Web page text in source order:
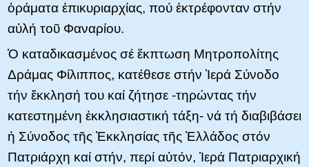
ὁράματα ἐπικυριαρχίας, πού ἐκτρέφονταν στήν
αὐλή τοῦ Φαναρίου.
Ὁ καταδικασμένος σέ ἔκπτωση Μητροπολίτης
Δράμας Φίλιππος, κατέθεσε στήν Ἱερά Σύνοδο
τήν ἔκκλησή του καί ζήτησε -τηρώντας τήν
κατεστημένη ἐκκλησιαστική τάξη- νά τή διαβιβάσει
ἡ Σύνοδος τῆς Ἐκκλησίας τῆς Ἑλλάδος στόν
Πατριάρχη καί στήν, περί αὐτόν, Ἱερά Πατριαρχική